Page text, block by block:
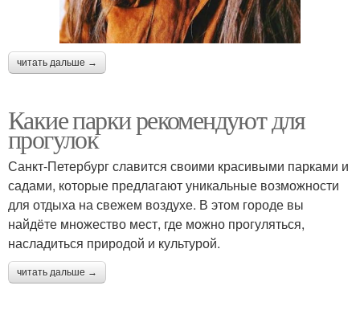
читать дальше →
Какие парки рекомендуют для
прогулок
Санкт-Петербург славится своими красивыми парками и
садами, которые предлагают уникальные возможности
для отдыха на свежем воздухе. В этом городе вы
найдёте множество мест, где можно прогуляться,
насладиться природой и культурой.
читать дальше →